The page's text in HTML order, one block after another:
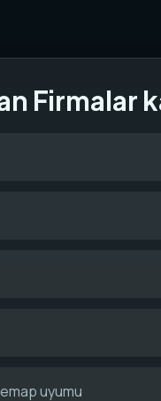
Firmalar
uyumu